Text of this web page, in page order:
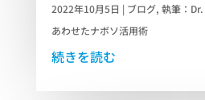
2022年10月5日 | ブログ, 執筆：
あわせたナボソ活用術
続きを読む